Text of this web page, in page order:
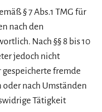
§ 7 Abs.1 TMG für
nach den
Nach §§ 8 bis 10
jedoch nicht
fremde
nach Umständen
Tätigkeit